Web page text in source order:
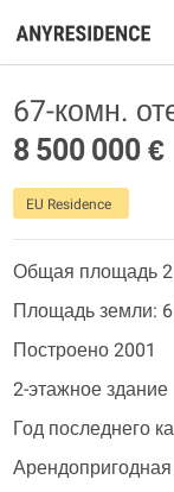
67-комн.
8 500 000 €
EU Residence
Общая площадь 2
Площадь земли:
Построено 2001
2-этажное здание
Год последнего